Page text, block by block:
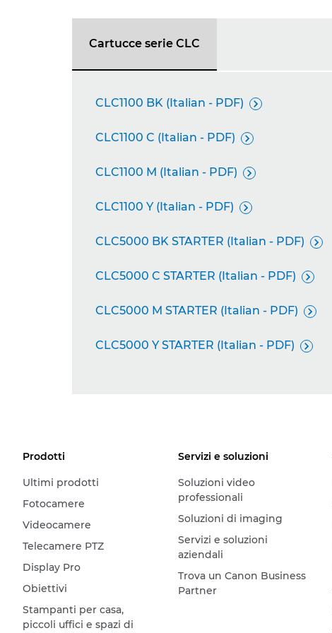
Cartucce serie CLC
CLC1100 BK (Italian - PDF) 
CLC1100 C (Italian - PDF) 
CLC1100 M (Italian - PDF) 
CLC1100 Y (Italian - PDF) 
CLC5000 BK STARTER (Italian - PDF) 
CLC5000 C STARTER (Italian - PDF) 
CLC5000 M STARTER (Italian - PDF) 
CLC5000 Y STARTER (Italian - PDF) 
Prodotti
Ultimi prodotti
Fotocamere
Videocamere
Telecamere PTZ
Display Pro
Obiettivi
Stampanti per casa,
piccoli uffici e spazi di
Servizi e soluzioni
Soluzioni video
professionali
Soluzioni di imaging
Servizi e soluzioni
aziendali
Trova un Canon Business
Partner